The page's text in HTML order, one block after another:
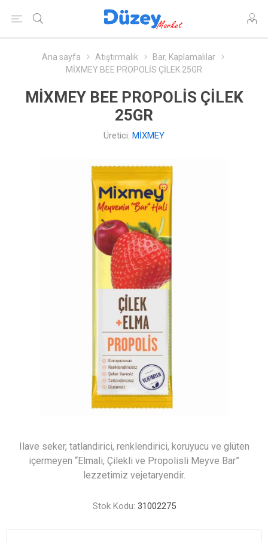
Ana sayfa Atıştırmalık
Bar, Kaplamalılar
MİXMEY BEE PROPOLİS ÇİLEK 25GR
MİXMEY BEE PROPOLİS ÇİLEK
25GR
Üretici: MİXMEY
Ilave seker, tatlandirici, renklendirici, koruyucu ve glüten
içermeyen “Elmali, Çilekli ve Propolisli Meyve Bar”
lezzetimiz vejetaryendir.
Stok Kodu: 31002275